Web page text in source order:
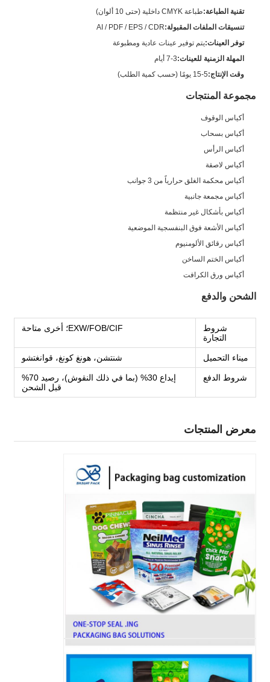
تقنية الطباعة:طباعة CMYK داخلية (حتى 10 ألوان)
تنسيقات الملفات المقبولة:AI / PDF / EPS / CDR
توفر العينات:يتم توفير عينات عادية ومطبوعة
المهلة الزمنية للعينات:3-7 أيام
وقت الإنتاج:5-15 يومًا (حسب كمية الطلب)
مجموعة المنتجات
أكياس الوقوف
أكياس بسحاب
أكياس الرأس
أكياس لاصقة
أكياس محكمة الغلق حرارياً من 3 جوانب
أكياس مجمعة جانبية
أكياس بأشكال غير منتظمة
أكياس الأشعة فوق البنفسجية الموضعية
أكياس رقائق الألومنيوم
أكياس الختم الساخن
أكياس ورق الكرافت
الشحن والدفع
شروط
التجارة
EXW/FOB/CIF؛ أخرى متاحة
ميناء التحميل شنتشن، هونغ كونغ، قوانغتشو
شروط الدفع
إيداع 30% (بما في ذلك النقوش)، رصيد 70%
قبل الشحن
معرض المنتجات